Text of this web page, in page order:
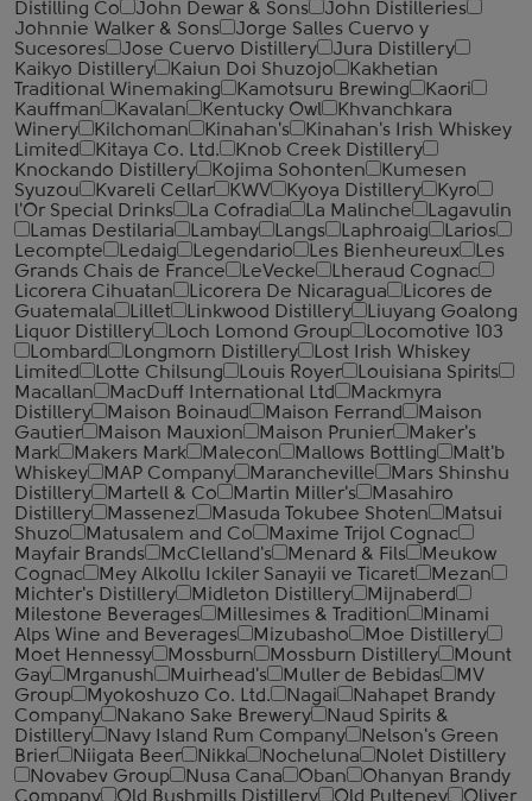
Distilling Co
John Dewar & Sons
John Distilleries
Johnnie Walker & Sons
Jorge Salles Cuervo y
Sucesores
Jose Cuervo Distillery
Jura Distillery
Kaikyo Distillery
Kaiun Doi Shuzojo
Kakhetian
Traditional Winemaking
Kamotsuru Brewing
Kaori
Kauffman
Kavalan Kentucky Owl
Khvanchkara
Winery
Kilchoman Kinahan's
Kinahan's Irish Whiskey
Limited
Kitaya Co. Ltd.
Knob Creek Distillery
Knockando Distillery
Kojima Sohonten
Kumesen
Syuzou
Kvareli Cellar KWV Kyoya Distillery
Kyro
l'Or Special Drinks
La Cofradia La Malinche
Lagavulin
Lamas Destilaria
Lambay Langs Laphroaig
Larios
Lecompte
Ledaig Legendario Les Bienheureux
Les
Grands Chais de France
LeVecke
Lheraud Cognac
Licorera Cihuatan
Licorera De Nicaragua
Licores de
Guatemala
Lillet Linkwood Distillery
Liuyang Goalong
Liquor Distillery
Loch Lomond Group
Locomotive 103
Lombard
Longmorn Distillery
Lost Irish Whiskey
Limited
Lotte Chilsung Louis Royer
Louisiana Spirits
Macallan
MacDuff International Ltd
Mackmyra
Distillery
Maison Boinaud Maison Ferrand
Maison
Gautier
Maison Mauxion Maison Prunier
Maker's
Mark
Makers Mark Malecon Mallows Bottling
Malt'b
Whiskey
MAP Company Marancheville
Mars Shinshu
Distillery
Martell & Co Martin Miller's
Masahiro
Distillery
Massenez Masuda Tokubee Shoten
Matsui
Shuzo
Matusalem and Co
Maxime Trijol Cognac
Mayfair Brands
McClelland's Menard & Fils
Meukow
Cognac
Mey Alkollu Ickiler Sanayii ve Ticaret
Mezan
Michter's Distillery
Midleton Distillery
Mijnaberd
Milestone Beverages
Millesimes & Tradition
Minami
Alps Wine and Beverages
Mizubasho
Moe Distillery
Moet Hennessy
Mossburn Mossburn Distillery
Mount
Gay
Mrganush Muirhead's Muller de Bebidas
MV
Group
Myokoshuzo Co. Ltd. Nagai
Nahapet Brandy
Company
Nakano Sake Brewery
Naud Spirits &
Distillery
Navy Island Rum Company
Nelson's Green
Brier
Niigata Beer Nikka Nocheluna
Nolet Distillery
Novabev Group
Nusa Cana Oban
Ohanyan Brandy